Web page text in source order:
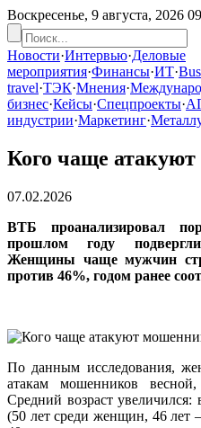
Воскресенье, 9 августа, 2026
Новости·Интервью·Деловые
мероприятия·Финансы·ИТ·
travel·ТЭК·Мнения·
бизнес·Кейсы·Спецпроекты·
индустрии·Маркетинг·
Кого чаще
07.02.2026
ВТБ проанализировал
прошлом году
Женщины чаще мужчин
против 46%, годом ранее
По данным исследования,
атакам мошенников
Средний возраст увеличился:
(50 лет среди женщин, 46 лет